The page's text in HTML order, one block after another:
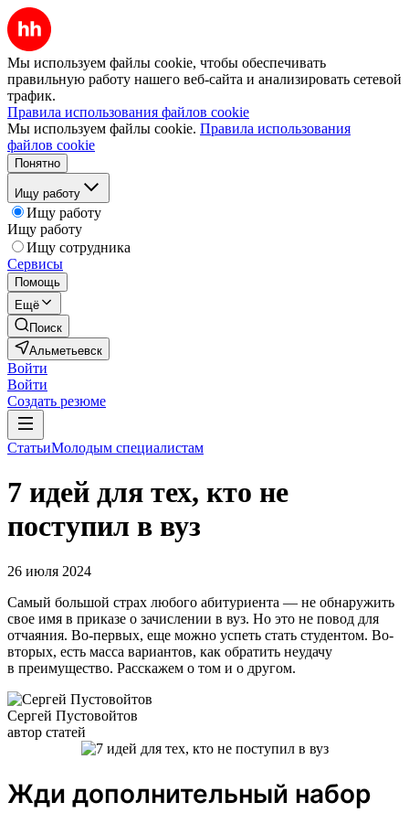
Мы используем файлы cookie, чтобы обеспечивать
правильную работу нашего веб-сайта и анализировать сетевой
трафик.
Правила использования файлов cookie
Мы используем файлы cookie. Правила использования
файлов cookie
Понятно
Ищу работу
Ищу работу
Ищу работу
Ищу сотрудника
Сервисы
Помощь
Ещё
Поиск
Альметьевск
Войти
Войти
Создать резюме
СтатьиМолодым специалистам
7 идей для тех, кто не
поступил в вуз
26 июля 2024
Самый большой страх любого абитуриента — не обнаружить
свое имя в приказе о зачислении в вуз. Но это не повод для
отчаяния. Во-первых, еще можно успеть стать студентом. Во-
вторых, есть масса вариантов, как обратить неудачу
в преимущество. Расскажем о том и о другом.
Сергей Пустовойтов
автор статей
Жди дополнительный набор